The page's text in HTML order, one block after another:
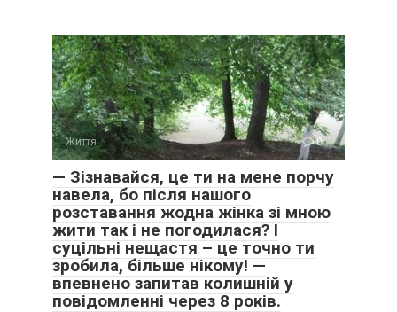
Життя 0
— Зізнавайся, це ти на мене порчу
навела, бо після нашого
розставання жодна жінка зі мною
жити так і не погодилася? І
суцільні нещастя – це точно ти
зробила, більше нікому! —
впевнено запитав колишній у
повідомленні через 8 років.